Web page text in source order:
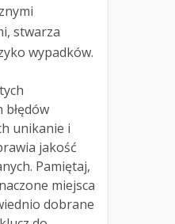
stwarza
wypadków.
błędów
unikanie i
jakość
Pamiętaj,
miejsca
dobrane